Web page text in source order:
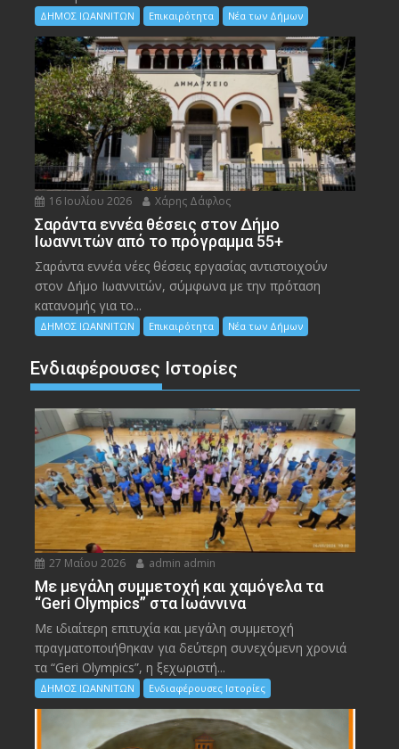
ΔΗΜΟΣ ΙΩΑΝΝΙΤΩΝ Επικαιρότητα Νέα των Δήμων
16 Ιουλίου 2026 Χάρης Δάφλος
Σαράντα εννέα θέσεις στον Δήμο
Ιωαννιτών από το πρόγραμμα 55+
Σαράντα εννέα νέες θέσεις εργασίας αντιστοιχούν
στον Δήμο Ιωαννιτών, σύμφωνα με την πρόταση
κατανομής για το...
ΔΗΜΟΣ ΙΩΑΝΝΙΤΩΝ Επικαιρότητα Νέα των Δήμων
Ενδιαφέρουσες Ιστορίες
27 Μαΐου 2026 admin admin
Με μεγάλη συμμετοχή και χαμόγελα τα
“Geri Olympics” στα Ιωάννινα
Με ιδιαίτερη επιτυχία και μεγάλη συμμετοχή
πραγματοποιήθηκαν για δεύτερη συνεχόμενη χρονιά
τα “Geri Olympics”, η ξεχωριστή...
ΔΗΜΟΣ ΙΩΑΝΝΙΤΩΝ Ενδιαφέρουσες Ιστορίες